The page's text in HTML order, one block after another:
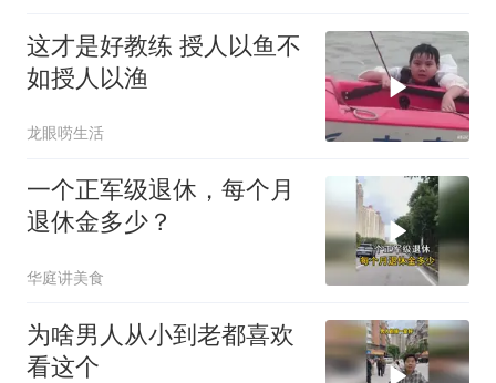
这才是好教练 授人以鱼不
如授人以渔
龙眼唠生活
一个正军级退休，每个月
退休金多少？
华庭讲美食
为啥男人从小到老都喜欢
看这个